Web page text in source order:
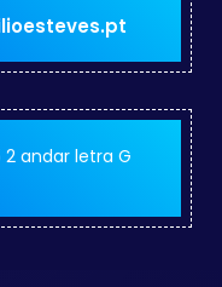
2 andar letra G